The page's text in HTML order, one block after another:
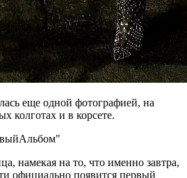
еще одной фотографией, на
колготах и в корсете.
намекая на то, что именно завтра,
официально появится первый